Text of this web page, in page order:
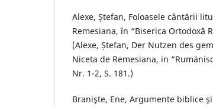
Alexe, Ștefan, Foloasele cântării
Remesiana, în “Biserica Ortodoxă
(Alexe, Ștefan, Der Nutzen des
Niceta de Remesiana, in
Nr. 1-2, S. 181.)
Branişte, Ene, Argumente biblice